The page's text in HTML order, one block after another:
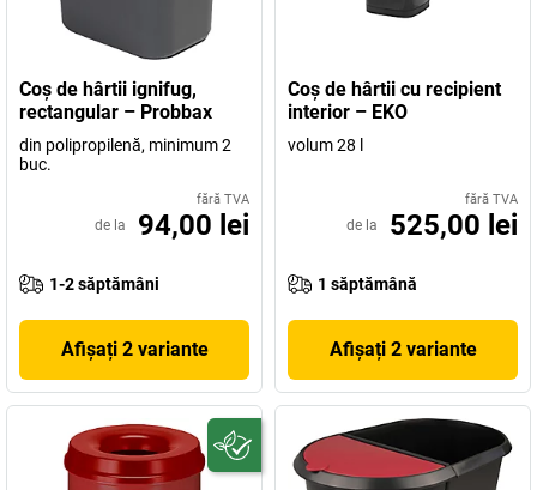
Coş de hârtii ignifug,
rectangular – Probbax
din polipropilenă, minimum 2
buc.
fără TVA
de la 94,00 lei
1-2 săptămâni
Afișați 2 variante
Coş de hârtii cu recipient
interior – EKO
volum 28 l
fără TVA
de la 525,00 lei
1 săptămână
Afișați 2 variante